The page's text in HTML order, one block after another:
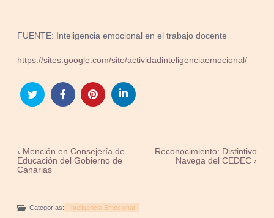
FUENTE: Inteligencia emocional en el trabajo docente
https://sites.google.com/site/actividadinteligenciaemocional/
‹ Mención en Consejería de
Educación del Gobierno de
Canarias
Reconocimiento: Distintivo
Navega del CEDEC›
Categorías: Inteligencia Emocional